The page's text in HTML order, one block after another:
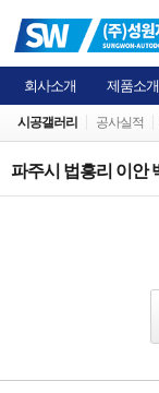
회사소개 제품소개
시공갤러리 공사실적
파주시 법흥리 이안